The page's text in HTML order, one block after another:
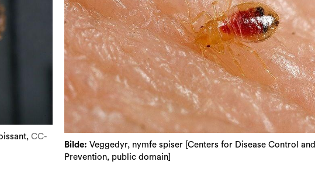
CC-
Bilde: Veggedyr, nymfe spiser [Centers for Disease Control and
Prevention, public domain]